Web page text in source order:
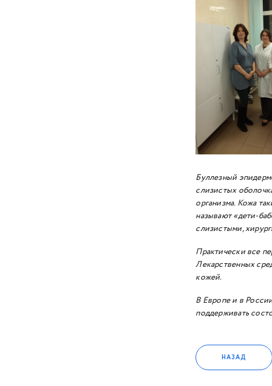
Буллезный
слизистых
организма. Кожа
называют «дети-
слизистыми,
Практически все
Лекарственных
кожей.
В Европе и в
поддерживать
НАЗАД